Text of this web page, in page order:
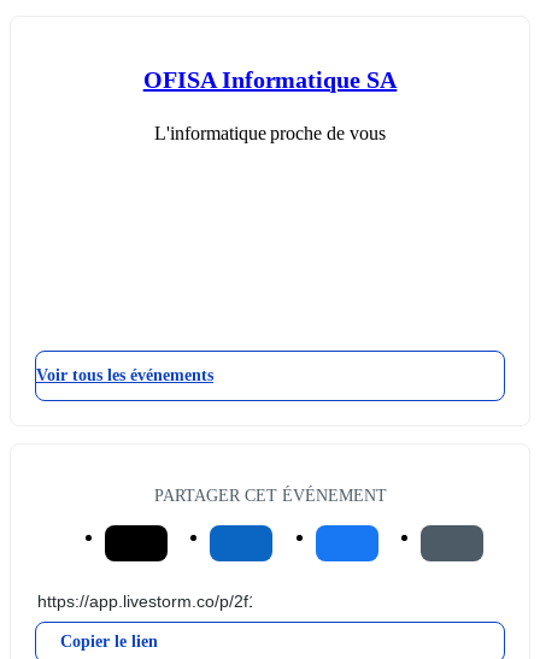
OFISA Informatique SA
L'informatique proche de vous
Voir tous les événements
PARTAGER CET ÉVÉNEMENT
Copier le lien